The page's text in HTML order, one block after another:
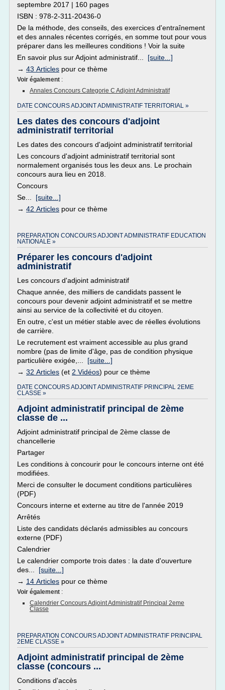
septembre 2017 | 160 pages
ISBN : 978-2-311-20436-0
De la méthode, des conseils, des exercices d'entraînement
et des annales récentes corrigés, en somme tout pour vous
préparer dans les meilleures conditions ! Voir la suite
En savoir plus sur Adjoint administratif... [suite...]
→ 43 Articles pour ce thème
Voir également :
Annales Concours Categorie C Adjoint Administratif
DATE CONCOURS ADJOINT ADMINISTRATIF TERRITORIAL »
Les dates des concours d'adjoint
administratif territorial
Les dates des concours d'adjoint administratif territorial
Les concours d'adjoint administratif territorial sont
normalement organisés tous les deux ans. Le prochain
concours aura lieu en 2018.
Concours
Se... [suite...]
→ 42 Articles pour ce thème
PREPARATION CONCOURS ADJOINT ADMINISTRATIF EDUCATION
NATIONALE »
Préparer les concours d'adjoint
administratif
Les concours d'adjoint administratif
Chaque année, des milliers de candidats passent le
concours pour devenir adjoint administratif et se mettre
ainsi au service de la collectivité et du citoyen.
En outre, c'est un métier stable avec de réelles évolutions
de carrière.
Le recrutement est vraiment accessible au plus grand
nombre (pas de limite d'âge, pas de condition physique
particulière exigée,... [suite...]
→ 32 Articles (et 2 Vidéos) pour ce thème
DATE CONCOURS ADJOINT ADMINISTRATIF PRINCIPAL 2EME
CLASSE »
Adjoint administratif principal de 2ème
classe de ...
Adjoint administratif principal de 2ème classe de
chancellerie
Partager
Les conditions à concourir pour le concours interne ont été
modifiées.
Merci de consulter le document conditions particulières
(PDF)
Concours interne et externe au titre de l'année 2019
Arrêtés
Liste des candidats déclarés admissibles au concours
externe (PDF)
Calendrier
Le calendrier comporte trois dates : la date d'ouverture
des... [suite...]
→ 14 Articles pour ce thème
Voir également :
Calendrier Concours Adjoint Administratif Principal 2eme
Classe
PREPARATION CONCOURS ADJOINT ADMINISTRATIF PRINCIPAL
2EME CLASSE »
Adjoint administratif principal de 2ème
classe (concours ...
Conditions d'accès